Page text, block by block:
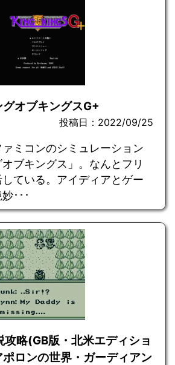
グオブキングスG+
投稿日：2022/09/25
ミコンのシミュレーション
ブキングス」。なんとフリ
ている。アイディアとゲー
･･･
略(GB版・北米エディショ
ロンの世界・ガーディアン